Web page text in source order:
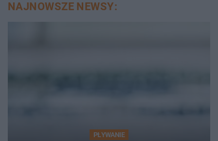
NAJNOWSZE NEWSY:
PŁYWANIE